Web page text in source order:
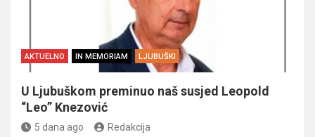
AKTUELNO IN MEMORIAM LJUBUŠKI
U Ljubuškom preminuo naš susjed Leopold
“Leo” Knezović
5 dana ago Redakcija